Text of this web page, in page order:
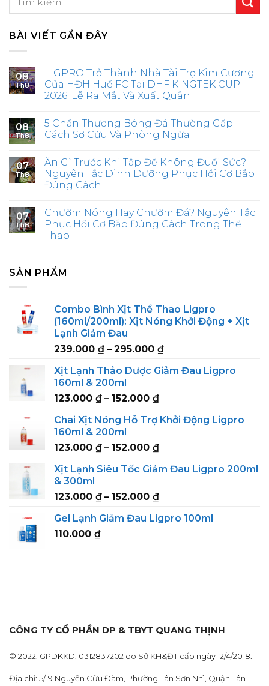
BÀI VIẾT GẦN ĐÂY
08
Th8
LIGPRO Trở Thành Nhà Tài Trợ Kim Cương
Của HĐH Huế FC Tại DHF KINGTEK CUP
2026: Lễ Ra Mắt Và Xuất Quân
08
Th8
5 Chấn Thương Bóng Đá Thường Gặp:
Cách Sơ Cứu Và Phòng Ngừa
07
Th8
Ăn Gì Trước Khi Tập Để Không Đuối Sức?
Nguyên Tắc Dinh Dưỡng Phục Hồi Cơ Bắp
Đúng Cách
07
Th8
Chườm Nóng Hay Chườm Đá? Nguyên Tắc
Phục Hồi Cơ Bắp Đúng Cách Trong Thể
Thao
SẢN PHẨM
Combo Bình Xịt Thể Thao Ligpro
(160ml/200ml): Xịt Nóng Khởi Động + Xịt
Lạnh Giảm Đau
239.000 ₫ – 295.000 ₫Price
239.000 ₫
Xịt Lạnh Thảo Dược Giảm Đau Ligpro
160ml & 200ml
123.000 ₫ – 152.000 ₫Price
123.000 ₫
152.000 ₫
Chai Xịt Nóng Hỗ Trợ Khởi Động Ligpro
160ml & 200ml
123.000 ₫ – 152.000 ₫Price
123.000 ₫
152.000 ₫
Xịt Lạnh Siêu Tốc Giảm Đau Ligpro 200ml
& 300ml
123.000 ₫ – 152.000 ₫Price
123.000 ₫
Gel Lạnh Giảm Đau Ligpro 100ml
110.000 ₫
CÔNG TY CỔ PHẦN DP & TBYT QUANG THỊNH
© 2022. GPDKKD: 0312837202 do Sở KH&ĐT cấp ngày 12/4/2018.
Địa chỉ: 5/19 Nguyễn Cửu Đàm, Phường Tân Sơn Nhì, Quận Tân